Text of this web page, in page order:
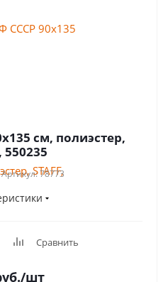
см, полиэстер,
550235
Артикул: 78773
Сравнить
/шт